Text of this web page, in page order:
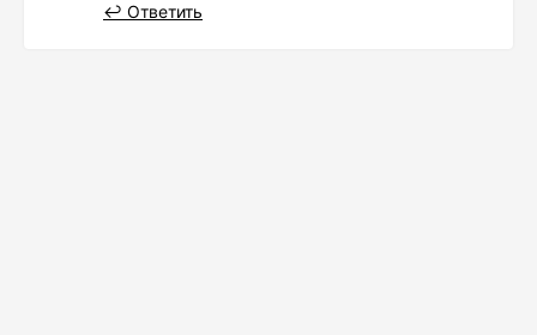
↩ Ответить